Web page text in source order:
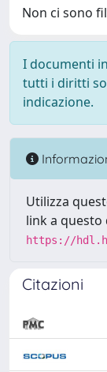
Non ci sono
I documenti
tutti i diritti
indicazione.
Utilizza
link a
https://
Citazioni